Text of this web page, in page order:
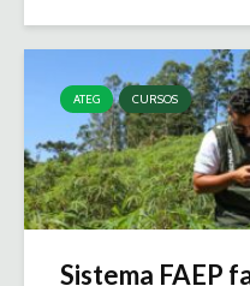
ATEG CURSOS
Sistema FAEP